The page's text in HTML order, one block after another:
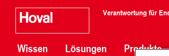
Verantwortung für
Wissen Lösungen Produkte